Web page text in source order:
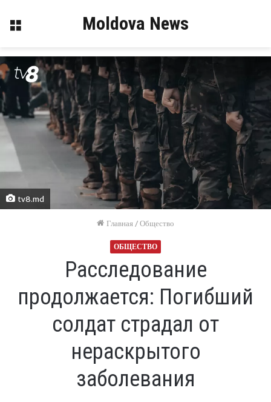
Меню Moldova News
tv8.md
Главная /Общество
ОБЩЕСТВО
Расследование
продолжается: Погибший
солдат страдал от
нераскрытого
заболевания